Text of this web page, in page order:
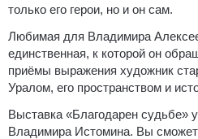
только его герои, но и он сам.
Любимая для Владимира
единственная, к которой он
приёмы выражения художник
Уралом, его пространством и
Выставка «Благодарен судьбе»
Владимира Истомина. Вы